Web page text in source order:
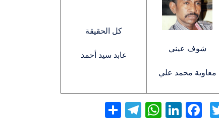
شوف عيني
معاوية محمد علي
كل الحقيقة
عابد سيد أحمد
Twitter
Facebook
LinkedIn
WhatsApp
Telegram